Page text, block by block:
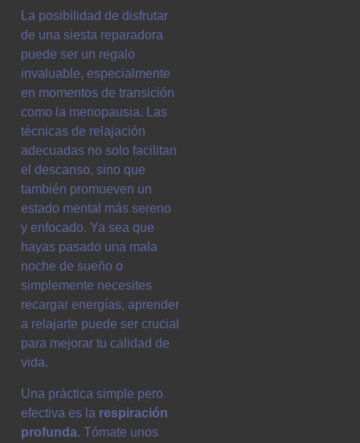
La posibilidad de disfrutar
de una siesta reparadora
puede ser un regalo
invaluable, especialmente
en momentos de transición
como la menopausia. Las
técnicas de relajación
adecuadas no solo facilitan
el descanso, sino que
también promueven un
estado mental más sereno
y enfocado. Ya sea que
hayas pasado una mala
noche de sueño o
simplemente necesites
recargar energías, aprender
a relajarte puede ser crucial
para mejorar tu calidad de
vida.
Una práctica simple pero
efectiva es la respiración
profunda. Tómate unos